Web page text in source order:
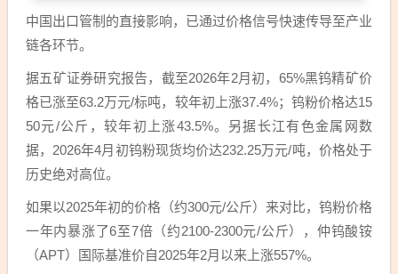
中国出口管制的直接影响，已通过价格信号快速传导至产业
链各环节。
据五矿证券研究报告，截至2026年2月初，65%黑钨精矿价
格已涨至63.2万元/标吨，较年初上涨37.4%；钨粉价格达15
50元/公斤，较年初上涨43.5%。另据长江有色金属网数
据，2026年4月初钨粉现货均价达232.25万元/吨，价格处于
历史绝对高位。
如果以2025年初的价格（约300元/公斤）来对比，钨粉价格
一年内暴涨了6至7倍（约2100-2300元/公斤），仲钨酸铵
（APT）国际基准价自2025年2月以来上涨557%。